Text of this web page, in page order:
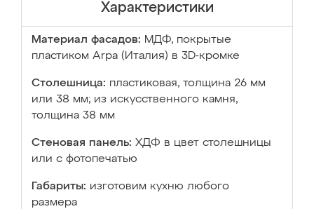
Характеристики
Материал фасадов: МДФ, покрытые
пластиком Arpa (Италия) в 3D-кромке
Столешница: пластиковая, толщина 26 мм
или 38 мм; из искусственного камня,
толщина 38 мм
Стеновая панель: ХДФ в цвет столешницы
или с фотопечатью
Габариты: изготовим кухню любого
размера